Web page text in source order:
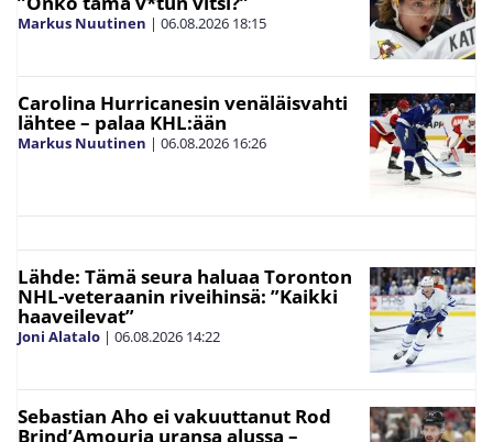
Markus Nuutinen | 06.08.2026 18:15
Carolina Hurricanesin venäläisvahti
lähtee – palaa KHL:ään
Markus Nuutinen | 06.08.2026 16:26
Lähde: Tämä seura haluaa Toronton
NHL-veteraanin riveihinsä: ”Kaikki
haaveilevat”
Joni Alatalo | 06.08.2026 14:22
Sebastian Aho ei vakuuttanut Rod
Brind’Amouria uransa alussa –